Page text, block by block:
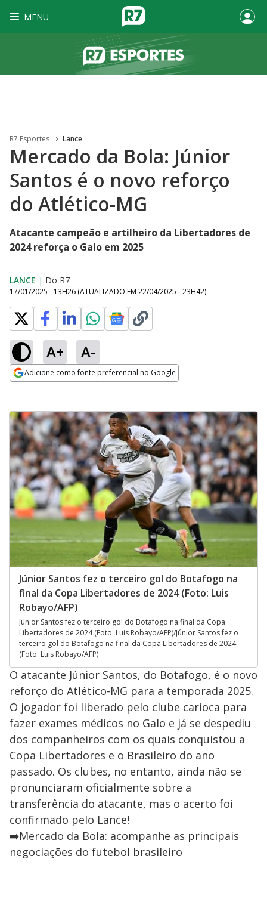
MENU
R7 Esportes Lance
Mercado da Bola: Júnior
Santos é o novo reforço
do Atlético-MG
Atacante campeão e artilheiro da Libertadores de
2024 reforça o Galo em 2025
LANCE | Do R7
17/01/2025 - 13H26 (ATUALIZADO EM 22/04/2025 - 23H42)
A+ A-
Adicione como fonte preferencial no Google
Júnior Santos fez o terceiro gol do Botafogo na
final da Copa Libertadores de 2024 (Foto: Luis
Robayo/AFP)
Júnior Santos fez o terceiro gol do Botafogo na final da Copa
Libertadores de 2024 (Foto: Luis Robayo/AFP)/Júnior Santos fez o
terceiro gol do Botafogo na final da Copa Libertadores de 2024
(Foto: Luis Robayo/AFP)
O atacante Júnior Santos, do Botafogo, é o novo
reforço do Atlético-MG para a temporada 2025.
O jogador foi liberado pelo clube carioca para
fazer exames médicos no Galo e já se despediu
dos companheiros com os quais conquistou a
Copa Libertadores e o Brasileiro do ano
passado. Os clubes, no entanto, ainda não se
pronunciaram oficialmente sobre a
transferência do atacante, mas o acerto foi
confirmado pelo Lance!
➡️Mercado da Bola: acompanhe as principais
negociações do futebol brasileiro